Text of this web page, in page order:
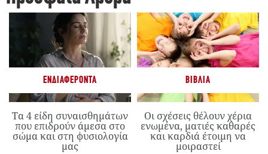
ΕΝΔΙΑΦΈΡΟΝΤΑ
Τα 4 είδη συναισθημάτων
που επιδρούν άμεσα στο
σώμα και στη φυσιολογία
μας
ΒΙΒΛΊΑ
Οι σχέσεις θέλουν χέρια
ενωμένα, ματιές καθαρές
και καρδιά έτοιμη να
μοιραστεί